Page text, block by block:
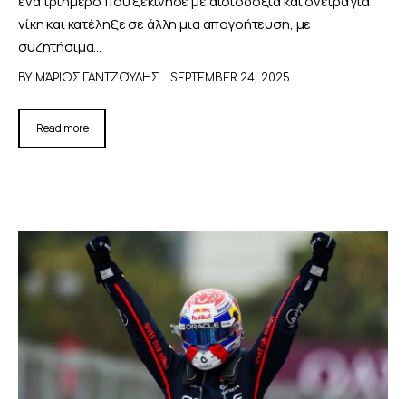
νίκη και κατέληξε σε άλλη μια απογοήτευση, με
συζητήσιμα…
BY ΜΆΡΙΟΣ ΓΑΝΤΖΟΎΔΗΣ SEPTEMBER 24, 2025
Read more